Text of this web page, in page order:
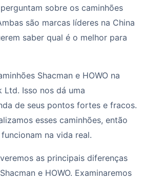
sobre os caminhões
são marcas líderes na China
saber qual é o melhor para
Shacman e HOWO na
Ltd. Isso nos dá uma
de seus pontos fortes e fracos.
esses caminhões, então
na vida real.
as principais diferenças
e HOWO. Examinaremos